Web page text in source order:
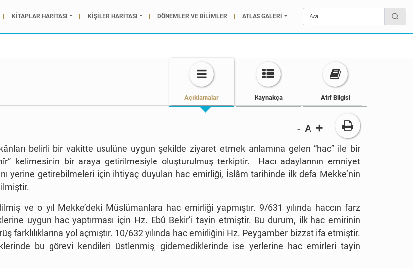
KİTAPLAR HARİTASI KİŞİLER HARİTASI DÖNEMLER VE BİLİMLER ATLAS GALERİ
Açıklamalar Kaynakça Atıf Bilgisi
- A +
belirli bir vakitte usulüne uygun şekilde ziyaret etmek anlamına gelen “hac” ile bir
kelimesinin bir araya getirilmesiyle oluşturulmuş terkiptir. Hacı adaylarının emniyet
yerine getirebilmeleri için ihtiyaç duyulan hac emirliği, İslâm tarihinde ilk defa Mekke’nin
ve o yıl Mekke’deki Müslümanlara hac emirliği yapmıştır. 9/631 yılında haccın farz
uygun hac yaptırması için Hz. Ebû Bekir’i tayin etmiştir. Bu durum, ilk hac emirinin
farklılıklarına yol açmıştır. 10/632 yılında hac emirliğini Hz. Peygamber bizzat ifa etmiştir.
bu görevi kendileri üstlenmiş, gidemediklerinde ise yerlerine hac emirleri tayin